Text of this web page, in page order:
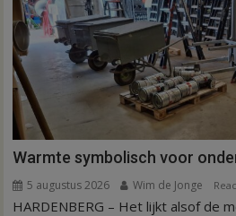
Warmte symbolisch voor
5 augustus 2026 Wim de Jonge
HARDENBERG – Het lijkt alsof de